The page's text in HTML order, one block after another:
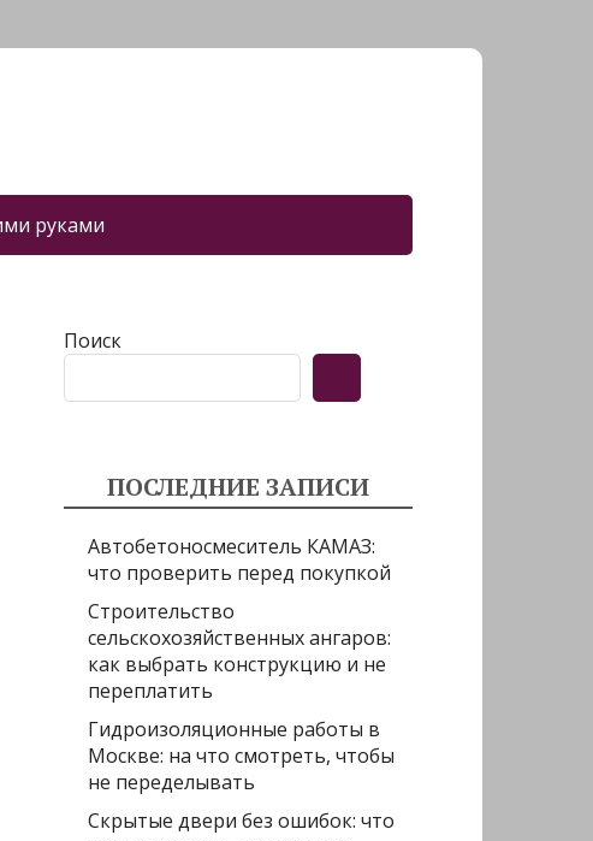
руками
Поиск
ПОСЛЕДНИЕ ЗАПИСИ
Автобетоносмеситель КАМАЗ:
что проверить перед покупкой
Строительство
сельскохозяйственных ангаров:
как выбрать конструкцию и не
переплатить
Гидроизоляционные работы в
Москве: на что смотреть, чтобы
не переделывать
Скрытые двери без ошибок: что